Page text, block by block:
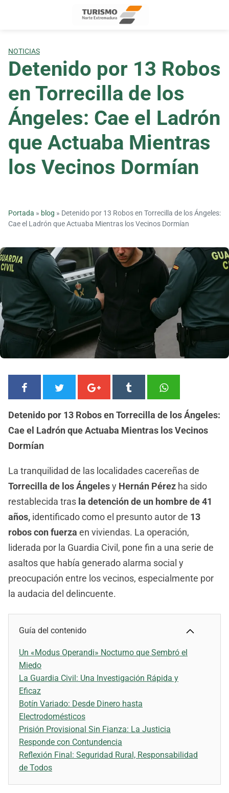
NOTICIAS
Detenido por 13 Robos
en Torrecilla de los
Ángeles: Cae el Ladrón
que Actuaba Mientras
los Vecinos Dormían
Portada » blog » Detenido por 13 Robos en Torrecilla de los Ángeles:
Cae el Ladrón que Actuaba Mientras los Vecinos Dormían
Detenido por 13 Robos en Torrecilla de los Ángeles:
Cae el Ladrón que Actuaba Mientras los Vecinos
Dormían
La tranquilidad de las localidades cacereñas de
Torrecilla de los Ángelesy Hernán Pérez ha sido
restablecida tras la detención de un hombre de 41
años, identificado como el presunto autor de 13
robos con fuerza en viviendas. La operación,
liderada por la Guardia Civil, pone fin a una serie de
asaltos que había generado alarma social y
preocupación entre los vecinos, especialmente por
la audacia del delincuente.
Guía del contenido
Un «Modus Operandi» Nocturno que Sembró el
Miedo
La Guardia Civil: Una Investigación Rápida y
Eficaz
Botín Variado: Desde Dinero hasta
Electrodomésticos
Prisión Provisional Sin Fianza: La Justicia
Responde con Contundencia
Reflexión Final: Seguridad Rural, Responsabilidad
de Todos